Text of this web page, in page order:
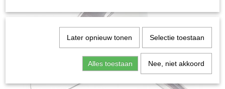
Later opnieuw tonen Selectie toestaan
Alles toestaan Nee, niet akkoord